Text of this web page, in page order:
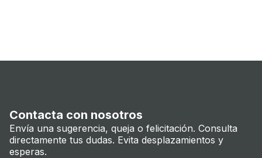
Contacta con nosotros
Envía una sugerencia, queja o felicitación. Consulta
directamente tus dudas. Evita desplazamientos y
esperas.